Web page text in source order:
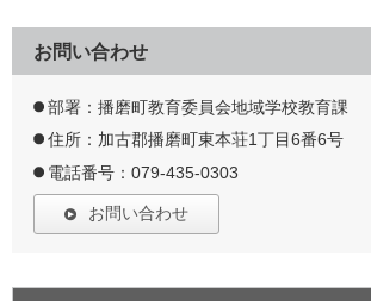
お問い合わせ
部署：播磨町教育委員会地域学校教育課
住所：加古郡播磨町東本荘1丁目6番6号
電話番号：079-435-0303
お問い合わせ